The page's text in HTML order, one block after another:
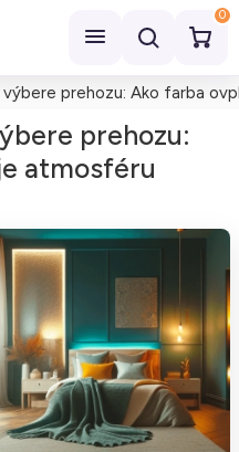
0
prehozu: Ako farba
prehozu:
atmosféru